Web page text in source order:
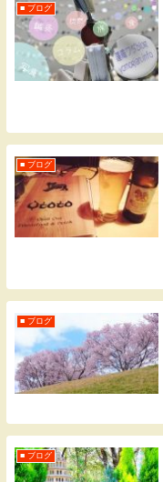
■ ブログ
■ ブログ
■ ブログ
■ ブログ